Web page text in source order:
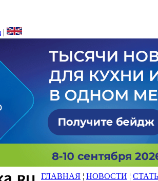
|
ГЛАВНАЯ ¦ НОВОСТИ ¦